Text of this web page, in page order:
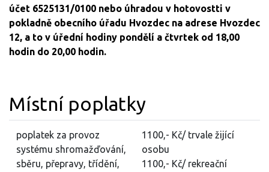
účet 6525131/0100 nebo úhradou v hotovostti v
pokladně obecního úřadu Hvozdec na adrese Hvozdec
12, a to v úřední hodiny pondělí a čtvrtek od 18,00
hodin do 20,00 hodin.
Místní poplatky
poplatek za provoz
systému shromažďování,
sběru, přepravy, třídění,
1100,- Kč/ trvale žijící
osobu
1100,- Kč/ rekreační